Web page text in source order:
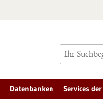
Datenbanken Services der